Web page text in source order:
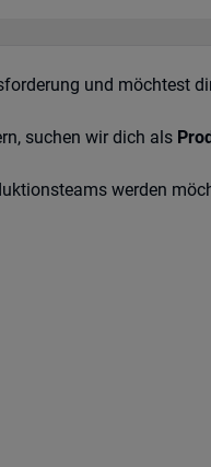
und möchtest
suchen wir dich als
werden